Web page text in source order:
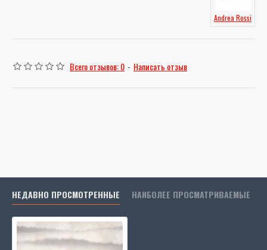
Andrea Rossi
Всего отзывов: 0 - Написать отзыв
НЕДАВНО ПРОСМОТРЕННЫЕ НАИБОЛЕЕ ПРОСМАТРИВАЕМЫЕ